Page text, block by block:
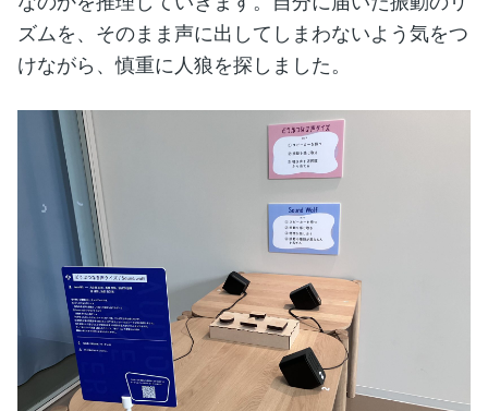
ズムを、そのまま声に出してしまわないよう気をつ
けながら、慎重に人狼を探しました。